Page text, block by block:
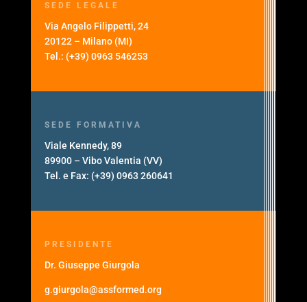
SEDE LEGALE
Via Angelo Filippetti, 24
20122 – Milano (MI)
Tel.: (+39) 0963 546253
SEDE FORMATIVA
Viale Kennedy, 89
89900 – Vibo Valentia (VV)
Tel. e Fax: (+39) 0963 260641
PRESIDENTE
Dr. Giuseppe Giurgola
g.giurgola@assformed.org